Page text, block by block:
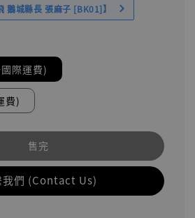
鵝城縣長 張麻子 [BK01]】
際運費)
費)
售完
我們 (Contact Us)